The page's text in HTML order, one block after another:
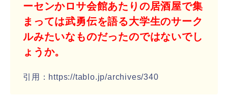
ーセンかロサ会館あたりの居酒屋で集
まっては武勇伝を語る大学生のサーク
ルみたいなものだったのではないでし
ょうか。
引用：https://tablo.jp/archives/340